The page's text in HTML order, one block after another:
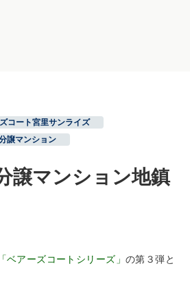
コート宮里サンライズ
譲マンション
譲マンション地鎮
「ベアーズコートシリーズ」 の第３弾と